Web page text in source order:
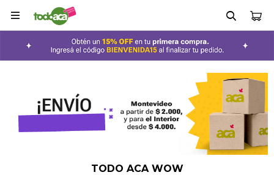

TODO ACA WOW